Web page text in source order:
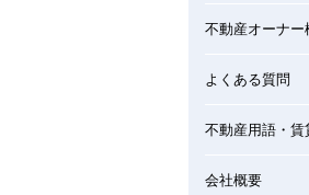
不動産オーナー
よくある質問
不動産用語・賃
会社概要